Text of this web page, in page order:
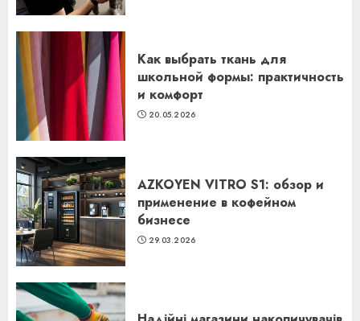
Как выбрать ткань для
школьной формы: практичность
и комфорт
20.05.2026
AZKOYEN VITRO S1: обзор и
применение в кофейном
бизнесе
29.03.2026